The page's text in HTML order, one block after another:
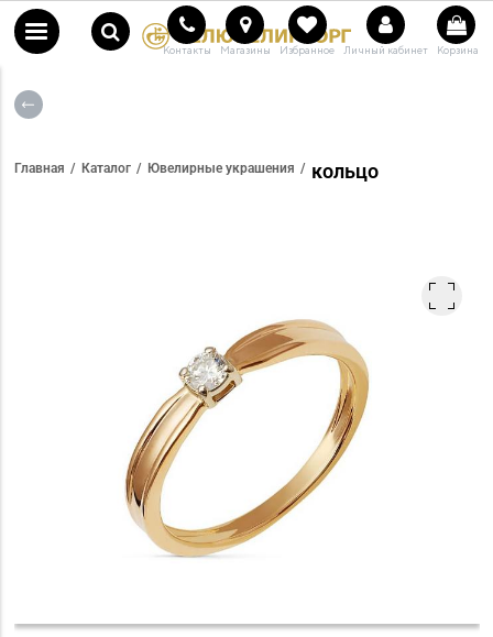
Контакты Магазины Избранное Личный кабинет Корзина
Главная Каталог Ювелирные украшения кольцо